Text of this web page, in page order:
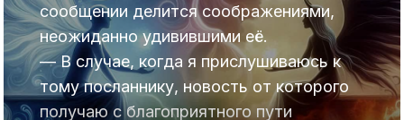
сообщении делится соображениями,
неожиданно удивившими её.
— В случае, когда я прислушиваюсь к
тому посланнику, новость от которого
получаю с благоприятного пути